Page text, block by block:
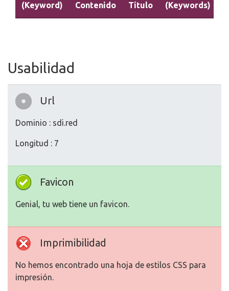
(Keyword)
Contenido Título
(Keywords)
Usabilidad
Url
Dominio : sdi.red
Longitud : 7
Favicon
Genial, tu web tiene un favicon.
Imprimibilidad
No hemos encontrado una hoja de estilos CSS para
impresión.